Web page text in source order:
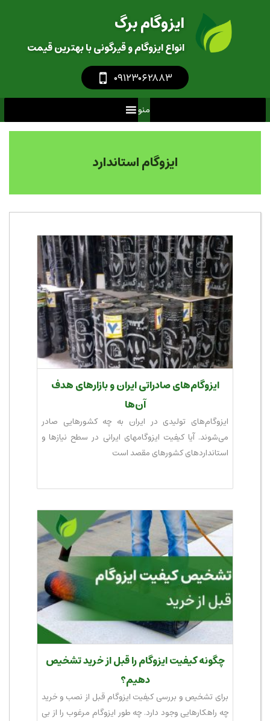
ایزوگام برگ
انواع ایزوگام و قیرگونی با بهترین قیمت
‎
۰۹۱۲۳۰۶۲۸۸۳
منو
ایزوگام استاندارد
ایزوگام‌های صادراتی ایران و بازارهای هدف
آن‌ها
ایزوگام‌های تولیدی در ایران به چه کشورهایی صادر
می‌شوند. آیا کیفیت ایزوگامهای ایرانی در سطح نیازها و
استانداردهای کشورهای مقصد است
چگونه کیفیت ایزوگام را قبل از خرید تشخیص
دهیم؟
برای تشخیص و بررسی کیفیت ایزوگام قبل از نصب و خرید
چه راهکارهایی وجود دارد. چه طور ایزوگام مرغوب را از بی